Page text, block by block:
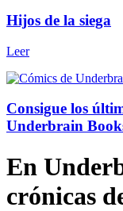
Hijos de la siega
Leer
Consigue los
Underbrain
En
crónicas